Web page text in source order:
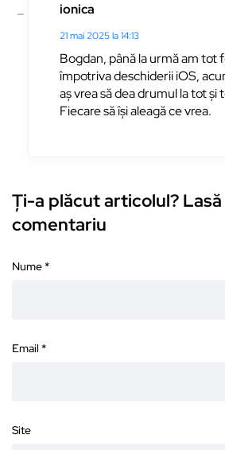
ionica
21 mai 2025 la 14:13
Bogdan, până la urmă am tot
împotriva deschiderii iOS,
aș vrea să dea drumul la tot și
Fiecare să își aleagă ce vrea.
Ți-a plăcut articolul? Lasă
comentariu
Nume *
Email *
Site